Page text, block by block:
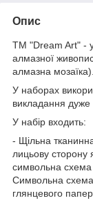
Опис
ТМ "Dream Art" -
алмазної
алмазна мозаїка).
У наборах
викладання
У набір входить:
- Щільна
лицьову сторону
символьна схема
Символьна схема
глянцевого